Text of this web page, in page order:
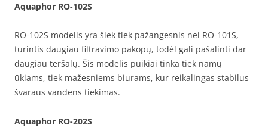
Aquaphor RO-102S
RO-102S modelis yra šiek tiek pažangesnis nei RO-101S,
turintis daugiau filtravimo pakopų, todėl gali pašalinti dar
daugiau teršalų. Šis modelis puikiai tinka tiek namų
ūkiams, tiek mažesniems biurams, kur reikalingas stabilus
švaraus vandens tiekimas.
Aquaphor RO-202S